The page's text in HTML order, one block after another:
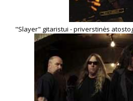
"Slayer" gitaristui - priverstinės